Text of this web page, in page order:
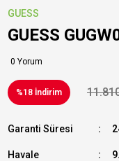
GUESS
GUESS
0 Yorum
%18 İndirim
Garanti Süresi
Havale